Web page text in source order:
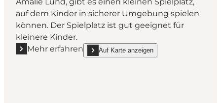
auf dem Kinder in sicherer Umgebung spielen
können. Der Spielplatz ist gut geeignet für
kleinere Kinder.
Mehr erfahren
Mehr erfahren "Der Spielplatz im Wäldchen
Auf Karte anzeigen
show Der Spielplatz im Wäldchen Caroline